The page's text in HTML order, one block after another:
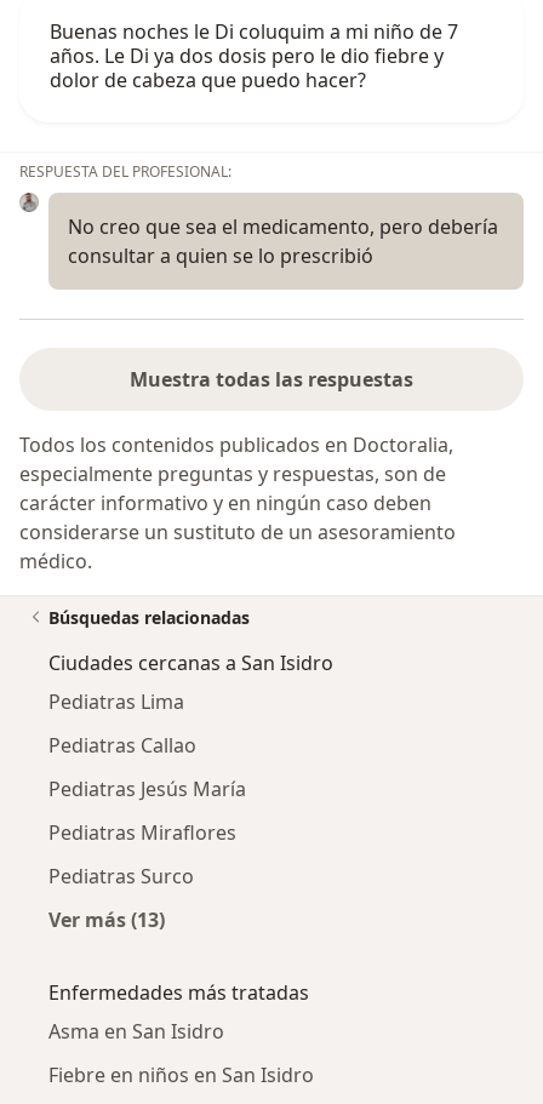
Buenas noches le Di coluquim a mi niño de 7
años. Le Di ya dos dosis pero le dio fiebre y
dolor de cabeza que puedo hacer?
RESPUESTA DEL PROFESIONAL:
No creo que sea el medicamento, pero debería
consultar a quien se lo prescribió
Muestra todas las respuestas
Todos los contenidos publicados en Doctoralia,
especialmente preguntas y respuestas, son de
carácter informativo y en ningún caso deben
considerarse un sustituto de un asesoramiento
médico.
Búsquedas relacionadas
Ciudades cercanas a San Isidro
Pediatras Lima
Pediatras Callao
Pediatras Jesús María
Pediatras Miraflores
Pediatras Surco
Ver más (13)
Enfermedades más tratadas
Asma en San Isidro
Fiebre en niños en San Isidro